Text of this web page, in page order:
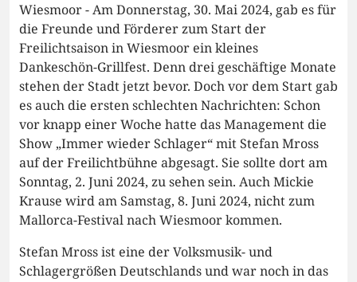
Wiesmoor - Am Donnerstag, 30. Mai 2024, gab es für
die Freunde und Förderer zum Start der
Freilichtsaison in Wiesmoor ein kleines
Dankeschön-Grillfest. Denn drei geschäftige Monate
stehen der Stadt jetzt bevor. Doch vor dem Start gab
es auch die ersten schlechten Nachrichten: Schon
vor knapp einer Woche hatte das Management die
Show „Immer wieder Schlager“ mit Stefan Mross
auf der Freilichtbühne abgesagt. Sie sollte dort am
Sonntag, 2. Juni 2024, zu sehen sein. Auch Mickie
Krause wird am Samstag, 8. Juni 2024, nicht zum
Mallorca-Festival nach Wiesmoor kommen.
Stefan Mross ist eine der Volksmusik- und
Schlagergrößen Deutschlands und war noch in das